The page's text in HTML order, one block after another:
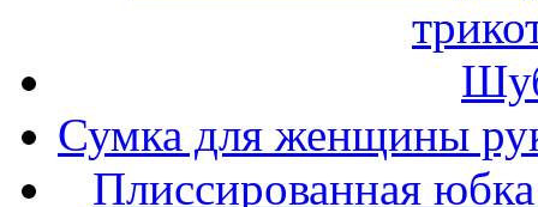
Сумка для женщины
Плиссированная